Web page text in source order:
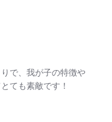
で、我が子の特徴や
ても素敵です！